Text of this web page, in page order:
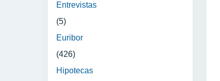
Entrevistas
(5)
Euribor
(426)
Hipotecas